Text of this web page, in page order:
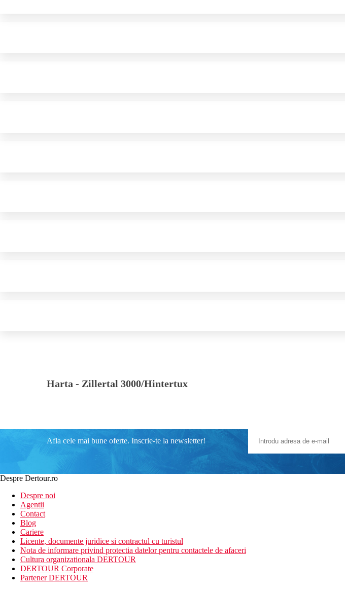
Harta - Zillertal 3000/Hintertux
Afla cele mai bune oferte. Inscrie-te la newsletter!
Despre Dertour.ro
Despre noi
Agentii
Contact
Blog
Cariere
Licente, documente juridice si contractul cu turistul
Nota de informare privind protectia datelor pentru contactele de afaceri
Cultura organizationala DERTOUR
DERTOUR Corporate
Partener DERTOUR